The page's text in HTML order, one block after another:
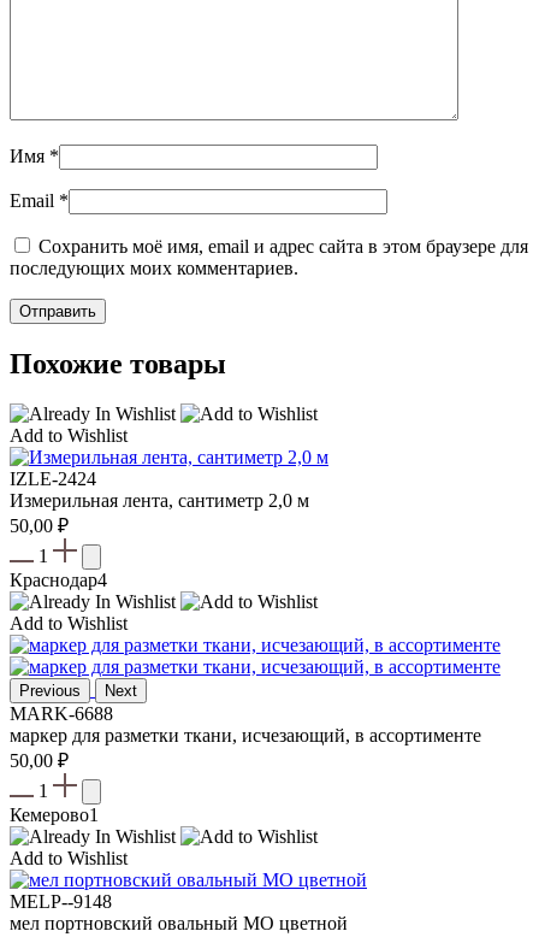
Имя *
Email *
Сохранить моё имя, email и адрес сайта в этом браузере для
последующих моих комментариев.
Похожие товары
Add to Wishlist
IZLE-2424
Измерильная лента, сантиметр 2,0 м
50,00 ₽
1
Краснодар4
Add to Wishlist
Previous Next
MARK-6688
маркер для разметки ткани, исчезающий, в ассортименте
50,00 ₽
1
Кемерово1
Add to Wishlist
MELP--9148
мел портновский овальный МО цветной